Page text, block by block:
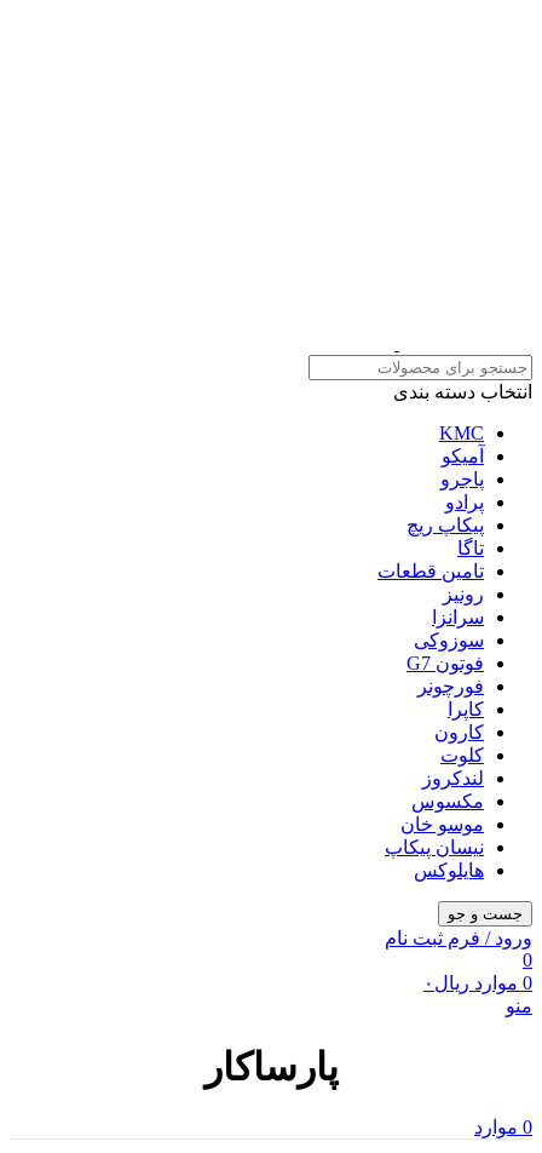
انتخاب دسته بندی
KMC
آمیکو
پاجرو
پرادو
پیکاپ ریچ
تاگا
تامین قطعات
رونیز
سرانزا
سوزوکی
فوتون G7
فورچونر
کاپرا
کارون
کلوت
لندکروز
مکسوس
موسو خان
نیسان پیکاپ
هایلوکس
جست و جو
ورود / فرم ثبت نام
0
0 موارد ریال ۰
منو
پارساکار
0 موارد